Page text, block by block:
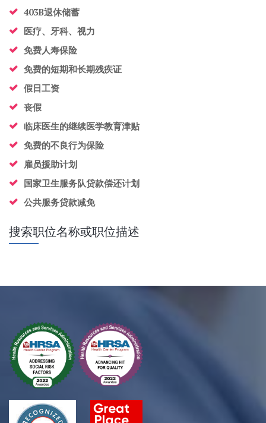
403B退休储蓄
医疗、牙科、视力
免费人寿保险
免费的短期和长期残疾证
假日工资
丧假
临床医生的继续医学教育津贴
免费的不良行为保险
雇员援助计划
国家卫生服务队贷款偿还计划
公共服务贷款减免
搜索职位名称或职位描述